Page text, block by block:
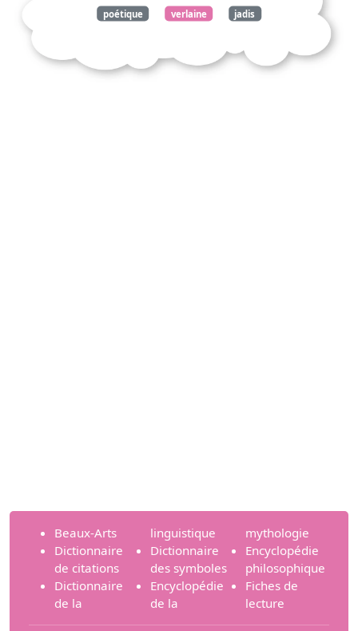
poétique verlaine jadis
Beaux-Arts
Dictionnaire
de citations
Dictionnaire
de la
linguistique
Dictionnaire
des symboles
Encyclopédie
de la
mythologie
Encyclopédie
philosophique
Fiches de
lecture